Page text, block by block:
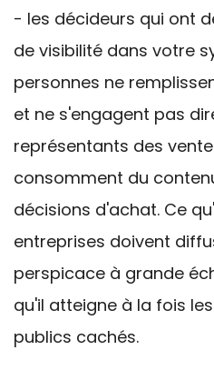
- les décideurs qui ont
de visibilité dans votre
personnes ne
et ne s'engagent pas
représentants des
consomment du
décisions d'achat. Ce
entreprises doivent
perspicace à grande
qu'il atteigne à la fois
publics cachés.